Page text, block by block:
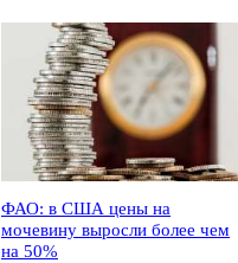
ФАО: в США цены на
мочевину выросли более чем
на 50%